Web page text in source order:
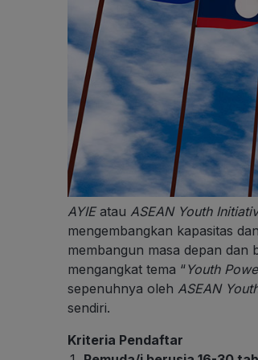
AYIE atau ASEAN Youth
mengembangkan kapasitas
membangun masa depan dan
mengangkat tema “Youth
sepenuhnya oleh ASEAN
sendiri.
Kriteria Pendaftar